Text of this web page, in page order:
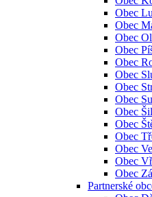
Obec
Obec
Obec
Obec
Obec
Obec
Obec
Obec
Obec
Obec
Obec
Obec
Obec
Obec
Partnerské